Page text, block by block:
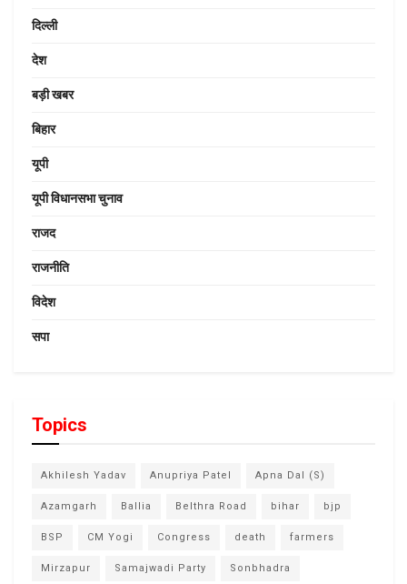
दिल्ली
देश
बड़ी खबर
बिहार
यूपी
यूपी विधानसभा चुनाव
राजद
राजनीति
विदेश
सपा
Topics
Akhilesh Yadav Anupriya Patel Apna Dal (S)
Azamgarh Ballia Belthra Road bihar bjp
BSP CM Yogi Congress death farmers
Mirzapur Samajwadi Party Sonbhadra